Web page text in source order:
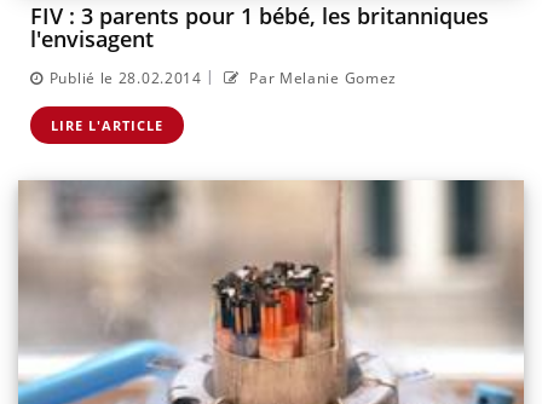
FIV : 3 parents pour 1 bébé, les britanniques
l'envisagent
Publié le 28.02.2014 | Par Melanie Gomez
LIRE L'ARTICLE